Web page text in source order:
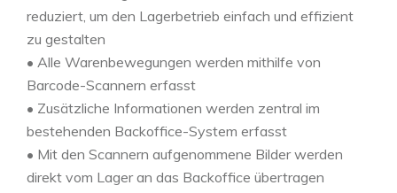
reduziert, um den Lagerbetrieb einfach und effizient
zu gestalten
• Alle Warenbewegungen werden mithilfe von
Barcode-Scannern erfasst
• Zusätzliche Informationen werden zentral im
bestehenden Backoffice-System erfasst
• Mit den Scannern aufgenommene Bilder werden
direkt vom Lager an das Backoffice übertragen